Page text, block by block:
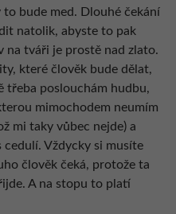
bude med. Dlouhé čekání
natolik, abyste to pak
na tváři je prostě nad zlato.
které člověk bude dělat,
třeba poslouchám hudbu,
mimochodem neumím
mi taky vůbec nejde) a
Vždycky si musíte
člověk čeká, protože ta
A na stopu to platí